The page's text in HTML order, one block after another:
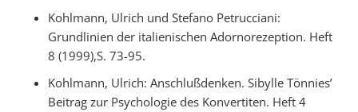
Kohlmann, Ulrich und Stefano Petrucciani:
Grundlinien der italienischen Adornorezeption. Heft
8 (1999),S. 73-95.
Kohlmann, Ulrich: Anschlußdenken. Sibylle Tönnies’
Beitrag zur Psychologie des Konvertiten. Heft 4